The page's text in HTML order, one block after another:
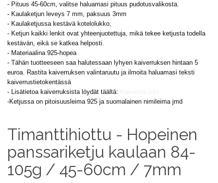
- Pituus 45-60cm, valitse haluamasi pituus pudotusvalikosta.
- Kaulaketjun leveys 7 mm, paksuus 3mm
- Kaulaketjussa kestävä kotelolukko,
- Ketjun kaikki lenkit ovat yhteenjuotettuja, mikä tekee ketjusta todella
kestävän, eikä se katkea helposti.
- Materiaalina 925-hopea
- Tähän tuotteeseen saa halutessaan lyhyen kaiverruksen hintaan 5
euroa. Rastita kaiverruksen valintaruutu ja ilmoita haluamasi teksti
kaiverrustietokentässä
- Lisätietoa kaiverruksista löydät täältä:
-Ketjussa on pitoisuusleima 925 ja suomalainen nimileima jmd
Timanttihiottu - Hopeinen
panssariketju kaulaan 84-
105g / 45-60cm / 7mm